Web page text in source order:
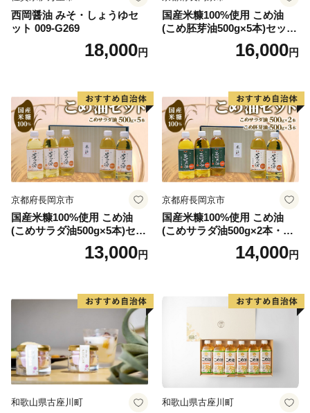
西岡醤油 みそ・しょうゆセ
ット 009-G269
18,000円
国産米糠100%使用 こめ油
(こめ胚芽油500g×5本)セット
16,000円
京都府長岡京市
国産米糠100%使用 こめ油
(こめサラダ油500g×5本)セッ
13,000円
京都府長岡京市
国産米糠100%使用 こめ油
(こめサラダ油500g×2本・こ
め胚芽油500g×3本)セット [1
14,000円
和歌山県古座川町 和歌山県古座川町